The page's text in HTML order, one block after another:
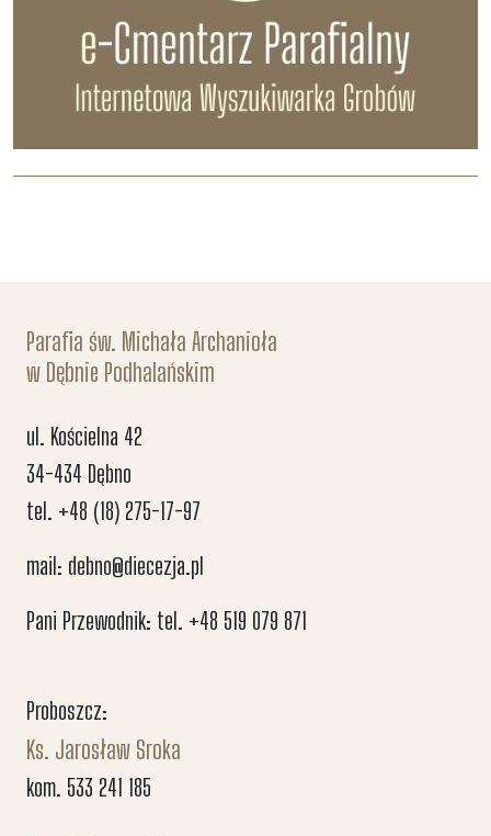
Parafia św. Michała Archanioła
w Dębnie Podhalańskim
ul. Kościelna 42
34-434 Dębno
tel. +48 (18) 275-17-97
mail: debno@diecezja.pl
Pani Przewodnik: tel. +48 519 079 871
Proboszcz:
Ks. Jarosław Sroka
kom. 533 241 185